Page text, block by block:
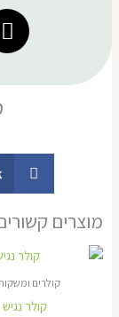
מוצרים
קולרים
קולר נגיש